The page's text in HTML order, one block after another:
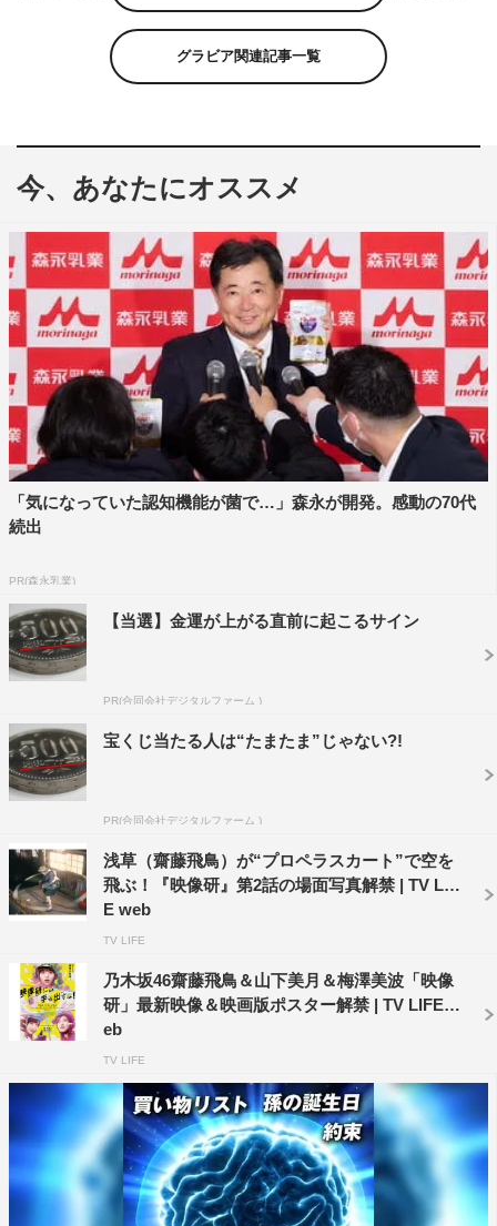
作品のアイデアを次々と生み出す、極度の人見知りな主人
ビジネスセンスでプロデューサー的立ち位置の金森さやか
解禁された第2弾予告映像では、本作の物語の中心となる
「巨大ロボット」“タロース”の姿からスタート。そして
「ロボット研究部」が登場し、共にロボットアニメを企画
するが、自由奔放な映像研のメンバーたちに“ロボ研”の小
野（板垣瑞生）らが「あいつらめんどくせぇやつらだった
ー!!」と悲しみの叫び声を上げる。
そんな中、浅草と水崎は金森に相談せず、音響部・百目鬼
（桜田ひより）と勝手に業務提携をすることに。さらに、
道頓堀（小西桜子）率いる、大・生徒会の陰謀や、謎に包
題に追われる“電撃三人娘”が挑む大冒険に、ますます期待
が高まる映像となっている。
場面写真では、迫力満点の“タロース”や土砂降りの雨の中
映像研メンバーたちの新カットが解禁。さらに、阿島九
（福本莉子）に追い詰められる晴子の姿など、映画から新
たに参加するキャストの姿も公開された。
映画「映像研には手を出すな！」第2弾予告
グラビア関連記事一覧
今、あなたにオススメ
「気になっていた認知機能が菌で…」森永が開発。感動の70代
続出
PR(森永乳業)
【当選】金運が上がる直前に起こるサイン
PR(合同会社デジタルファーム )
宝くじ当たる人は“たまたま”じゃない?!
PR(合同会社デジタルファーム )
浅草（齋藤飛鳥）が“プロペラスカート”で空を
飛ぶ！『映像研』第2話の場面写真解禁 | TV LIF
E web
TV LIFE
乃木坂46齋藤飛鳥＆山下美月＆梅澤美波「映像
研」最新映像＆映画版ポスター解禁 | TV LIFE w
eb
TV LIFE